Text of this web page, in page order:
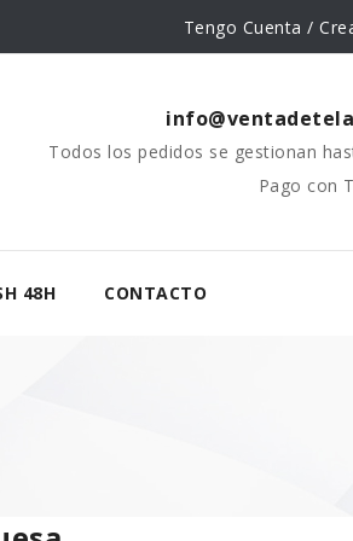
Tengo Cuenta /
Todos los pedidos se gestionan
Pago con
48H CONTACTO